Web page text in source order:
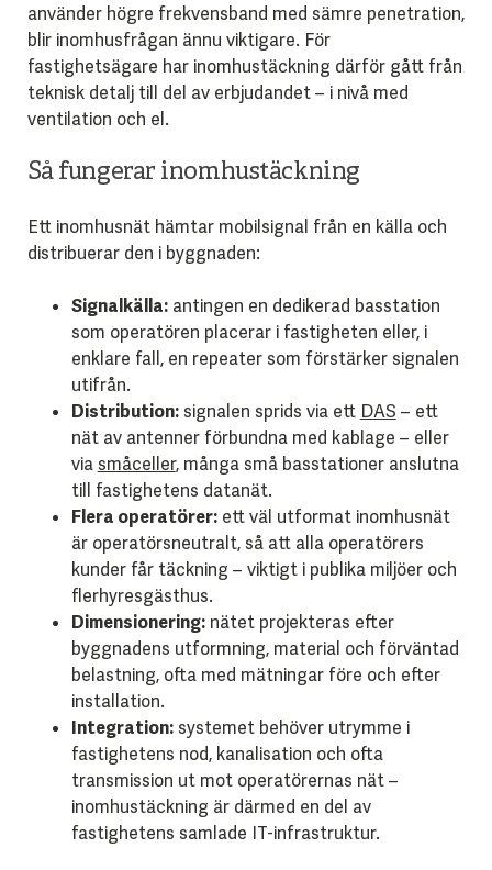
använder högre frekvensband med sämre penetration,
blir inomhusfrågan ännu viktigare. För
fastighetsägare har inomhustäckning därför gått från
teknisk detalj till del av erbjudandet – i nivå med
ventilation och el.
Så fungerar inomhustäckning
Ett inomhusnät hämtar mobilsignal från en källa och
distribuerar den i byggnaden:
Signalkälla:antingen en dedikerad basstation
som operatören placerar i fastigheten eller, i
enklare fall, en repeater som förstärker signalen
utifrån.
Distribution:signalen sprids via ett DAS – ett
nät av antenner förbundna med kablage – eller
viasmåceller, många små basstationer anslutna
till fastighetens datanät.
Flera operatörer:ett väl utformat inomhusnät
är operatörsneutralt, så att alla operatörers
kunder får täckning – viktigt i publika miljöer och
flerhyresgästhus.
Dimensionering:nätet projekteras efter
byggnadens utformning, material och förväntad
belastning, ofta med mätningar före och efter
installation.
Integration:systemet behöver utrymme i
fastighetens nod, kanalisation och ofta
transmission ut mot operatörernas nät –
inomhustäckning är därmed en del av
fastighetens samlade IT-infrastruktur.